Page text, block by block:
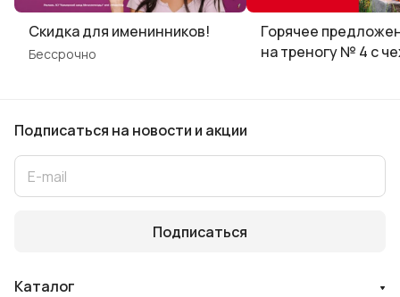
Скидка для именинников!
Бессрочно
Горячее
на треногу № 4 с
Подписаться на новости и акции
Подписаться
Каталог